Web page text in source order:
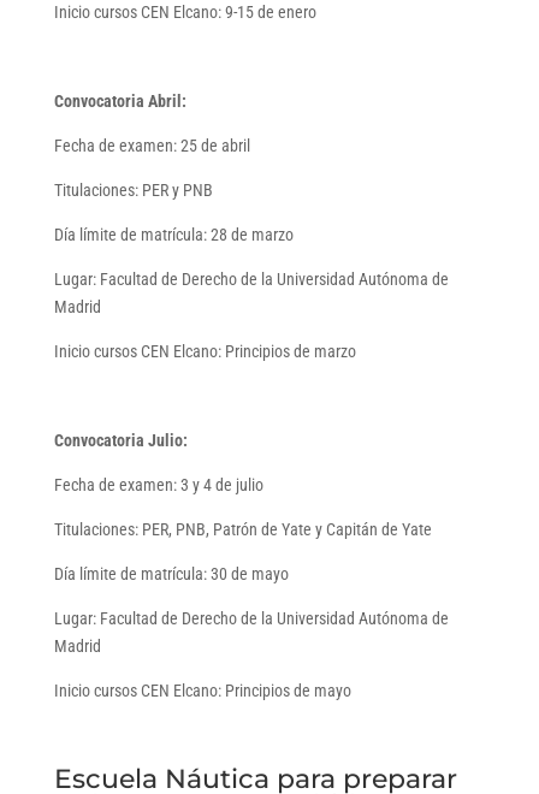
Inicio cursos CEN Elcano: 9-15 de enero
Convocatoria Abril:
Fecha de examen: 25 de abril
Titulaciones: PER y PNB
Día límite de matrícula: 28 de marzo
Lugar: Facultad de Derecho de la Universidad Autónoma de
Madrid
Inicio cursos CEN Elcano: Principios de marzo
Convocatoria Julio:
Fecha de examen: 3 y 4 de julio
Titulaciones: PER, PNB, Patrón de Yate y Capitán de Yate
Día límite de matrícula: 30 de mayo
Lugar: Facultad de Derecho de la Universidad Autónoma de
Madrid
Inicio cursos CEN Elcano: Principios de mayo
Escuela Náutica para preparar